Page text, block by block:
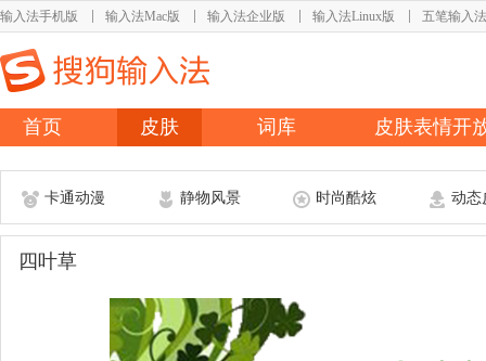
输入法手机版 输入法Mac版 输入法企业版 输入法Linux版 五笔输入法
首页 皮肤 词库 皮肤表情开
卡通动漫 静物风景 时尚酷炫 动态
四叶草